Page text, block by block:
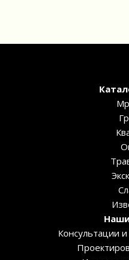
Консультации